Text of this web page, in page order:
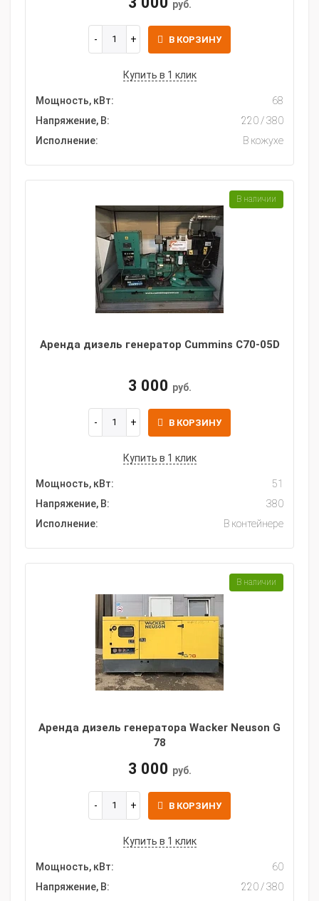
руб.
В КОРЗИНУ
Купить в 1 клик
Мощность, кВт:
68
Напряжение, В:
220 / 380
Исполнение:
В кожухе
Аренда дизель генератор Cummins C70-05D
3 000 руб.
В КОРЗИНУ
Купить в 1 клик
Мощность, кВт:
51
Напряжение, В:
380
Исполнение:
В контейнере
В наличии
Аренда дизель генератора Wacker Neuson G
78
3 000 руб.
В КОРЗИНУ
Купить в 1 клик
Мощность, кВт:
60
Напряжение, В:
220 / 380
В наличии